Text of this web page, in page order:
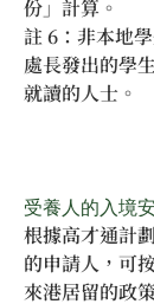
份」計算。
註 6：非本地
處長發出的學
就讀的人士。
受養人的入境
根據高才通計
的申請人，可
來港居留的政